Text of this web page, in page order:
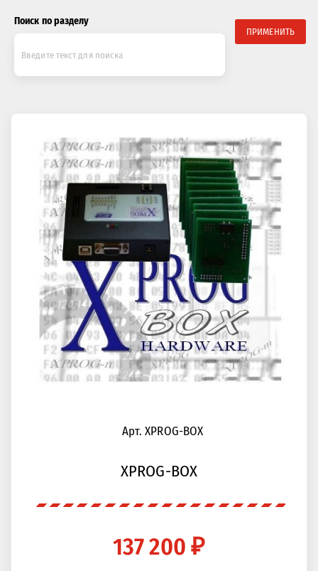
Поиск по разделу
ПРИМЕНИТЬ
Арт. XPROG-BOX
XPROG-BOX
137 200 ₽